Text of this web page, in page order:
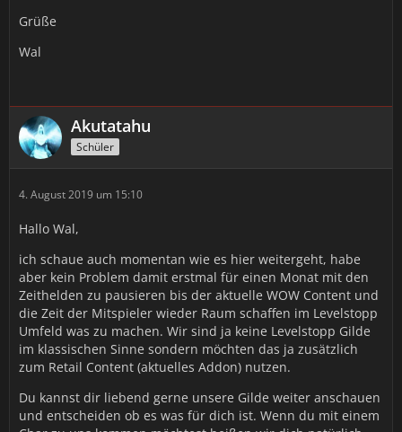
Grüße
Wal
Akutatahu
Schüler
4. August 2019 um 15:10
Hallo Wal,
ich schaue auch momentan wie es hier weitergeht, habe
aber kein Problem damit erstmal für einen Monat mit den
Zeithelden zu pausieren bis der aktuelle WOW Content und
die Zeit der Mitspieler wieder Raum schaffen im Levelstopp
Umfeld was zu machen. Wir sind ja keine Levelstopp Gilde
im klassischen Sinne sondern möchten das ja zusätzlich
zum Retail Content (aktuelles Addon) nutzen.
Du kannst dir liebend gerne unsere Gilde weiter anschauen
und entscheiden ob es was für dich ist. Wenn du mit einem